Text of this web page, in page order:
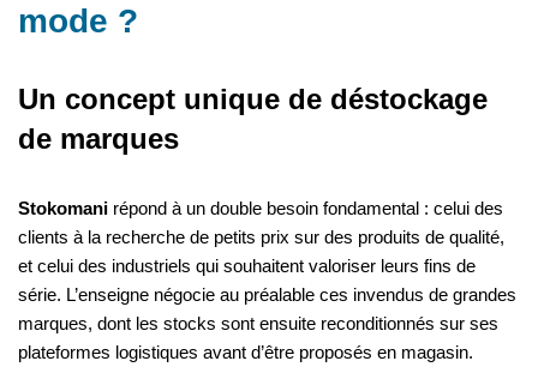
mode ?
Un concept unique de déstockage
de marques
Stokomani répond à un double besoin fondamental : celui des
clients à la recherche de petits prix sur des produits de qualité,
et celui des industriels qui souhaitent valoriser leurs fins de
série. L’enseigne négocie au préalable ces invendus de grandes
marques, dont les stocks sont ensuite reconditionnés sur ses
plateformes logistiques avant d’être proposés en magasin.